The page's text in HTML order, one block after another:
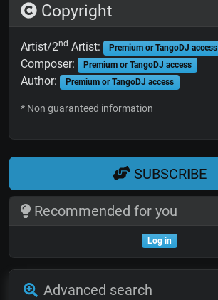
Copyright
Artist/2nd Artist: Premium or TangoDJ access
Composer: Premium or TangoDJ access
Author: Premium or TangoDJ access
* Non guaranteed information
SUBSCRIBE
Recommended for you
Log in
Advanced search